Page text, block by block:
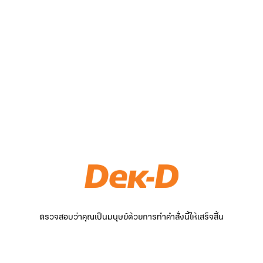
ตรวจสอบว่าคุณเป็นมนุษย์ด้วยการทำคำสั่งนี้ให้เสร็จสิ้น